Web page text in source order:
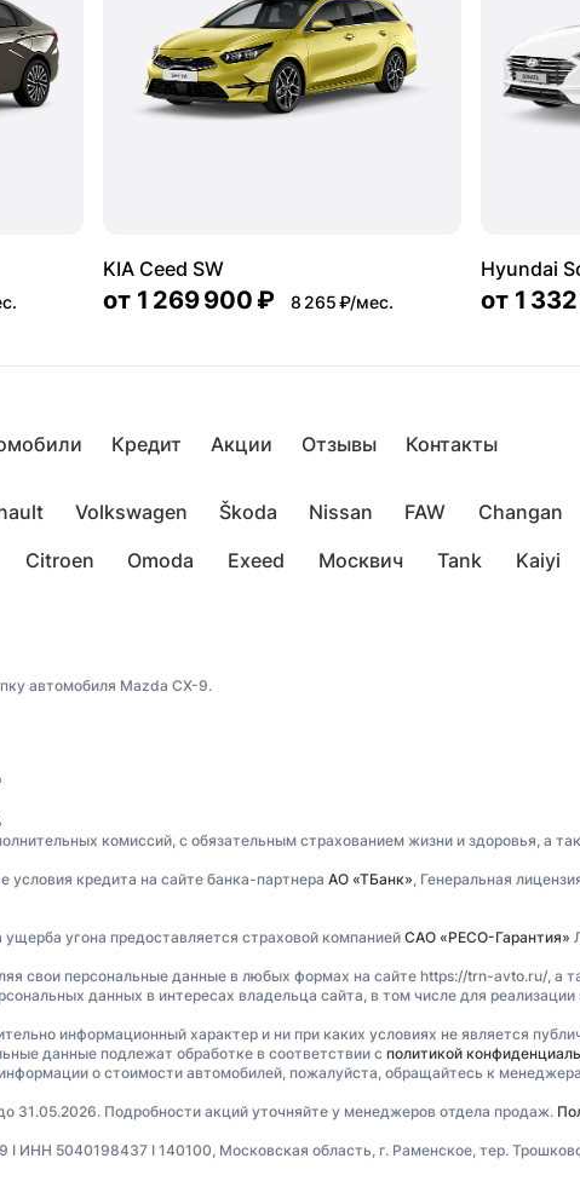
KIA Ceed SW
от 1 269 900 ₽ 8 265 ₽/мес.
Hyundai
от 1
Кредит Акции Отзывы Контакты
Volkswagen Škoda Nissan FAW Changan
Citroen Omoda Exeed Москвич Tank Kaiyi
автомобиля Mazda CX-9.
комиссий, с обязательным страхованием жизни и здоровья, а
условия кредита на сайте банка-партнера АО «ТБанк», Генеральная
угона предоставляется страховой компанией САО «РЕСО-Гарантия»
свои персональные данные в любых формах на сайте https://trn-avto.ru/, а
данных в интересах владельца сайта, в том числе для
информационный характер и ни при каких условиях не является
данные подлежат обработке в соответствии с политикой
о стоимости автомобилей, пожалуйста, обращайтесь к
31.05.2026. Подробности акций уточняйте у менеджеров отдела продаж.
5040198437 I 140100, Московская область, г. Раменское, тер. Трошково